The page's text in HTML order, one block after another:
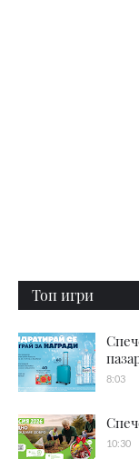
Топ игри
8:03
10:30